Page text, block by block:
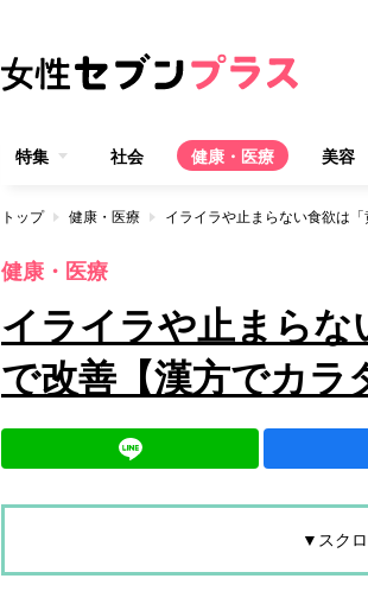
特集 社会 健康・医療 美容
トップ 健康・医療 イライラや止まらない食欲は
健康・医療
イライラや止まらな
で改善【漢方でカラ
▼スク